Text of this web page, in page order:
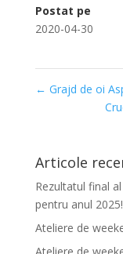
Postat pe
2020-04-30
← Grajd de oi
Articole
Rezultatul final
pentru anul 2025!
Ateliere de